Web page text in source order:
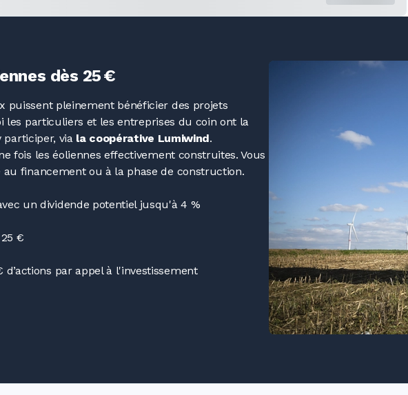
dès 25 €
puissent pleinement bénéficier des projets
les particuliers et les entreprises du coin ont la
participer, via la coopérative Lumiwind.
fois les éoliennes effectivement construites. Vous
financement ou à la phase de construction.
un dividende potentiel jusqu'à 4 %
€
d’actions par appel à l'investissement